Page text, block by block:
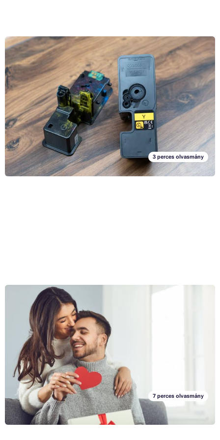
Teszteltük, hogy az eredeti és a kompatibilis tonerek
hogyan különböznek a gyakorlatban
31. 1. 2023
A lézernyomtatóknak számos pozitívuma van, de sajnos van néhány
meglehetősen kellemetlen negatívumuk is. Számolnia kell azzal, hogy
ezek nem fotók nyomtatására alkalmas nyomtatók, de azzal is, hogy a
tonerek nagyon drágák a tintapatronokhoz képest - legalábbis ha
eredeti tonert vásárol. Az utóbbi időben azonban egyre gyakrabban
jelennek meg a piacon a harmadik féltől származó alternatív vagy
kompatibilis tonerek, amelyek kiváló nyomtatási tulajdonságokat
kínálnak az eredetihez képest sokkal kedvezőbb áron. De vajon
igazak-e ezek az állítások? Éppen ez a dolog érdekelt minket nagyon,
ezért úgy döntöttünk, hogy megbízzuk blogunk szerkesztőjét, hogy
Teljes cikk »
3 perces olvasmány
Hogyan készítsünk ajándékot Valentin-napra
30. 1. 2023
Magyaroroszágon már eltelt a Valentin-nap. De tudta, hogy nem
Amerikából, hanem Olaszországból származik! Bár a szerelmet nem
csak az ünnepnapokon, mint a Valentin-nap, kell ünnepelni,
mindenesetre ez jó lehetőség arra, hogy bátor legyen. Legyen Ön is az!
Teljes cikk »
7 perces olvasmány